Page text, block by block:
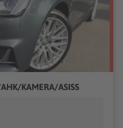
KAMERA/ASISS